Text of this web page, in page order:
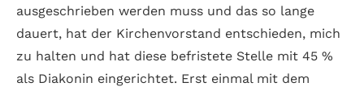
ausgeschrieben werden muss und das so lange
dauert, hat der Kirchenvorstand entschieden, mich
zu halten und hat diese befristete Stelle mit 45 %
als Diakonin eingerichtet. Erst einmal mit dem